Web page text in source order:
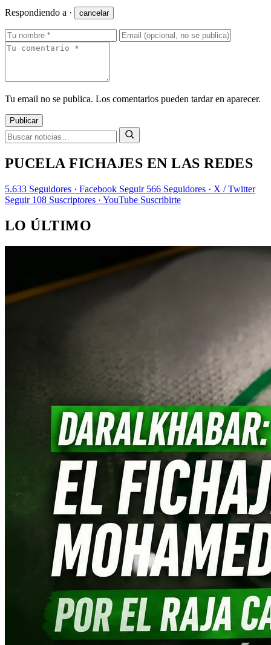
Respondiendo a · cancelar
Tu email no se publica. Los comentarios pueden tardar en aparecer.
Publicar
PUCELA FICHAJES EN LAS REDES
5.633 Seguidores · Facebook Seguir 566 Seguidores · X / Twitter
Seguir 108 Suscriptores · YouTube Suscribirte
LO ÚLTIMO